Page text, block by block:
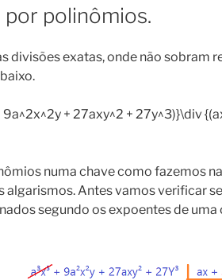
polinômios.
divisões exatas, onde não sobram
+ 27axy^2 + 27y^3)}\div
numa chave como fazemos
algarismos. Antes vamos verificar
segundo os expoentes de uma